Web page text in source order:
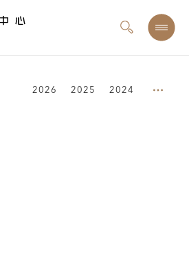
2026 2025 2024